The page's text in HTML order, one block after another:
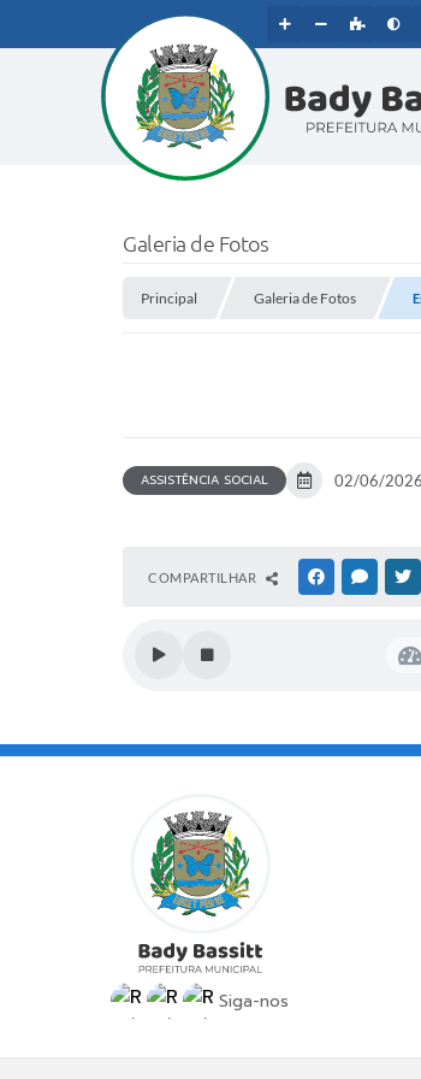
Galeria de Fotos
Principal Galeria de Fotos
ASSISTÊNCIA SOCIAL 02/06/2026
COMPARTILHAR FACEBOOK
Siga-nos